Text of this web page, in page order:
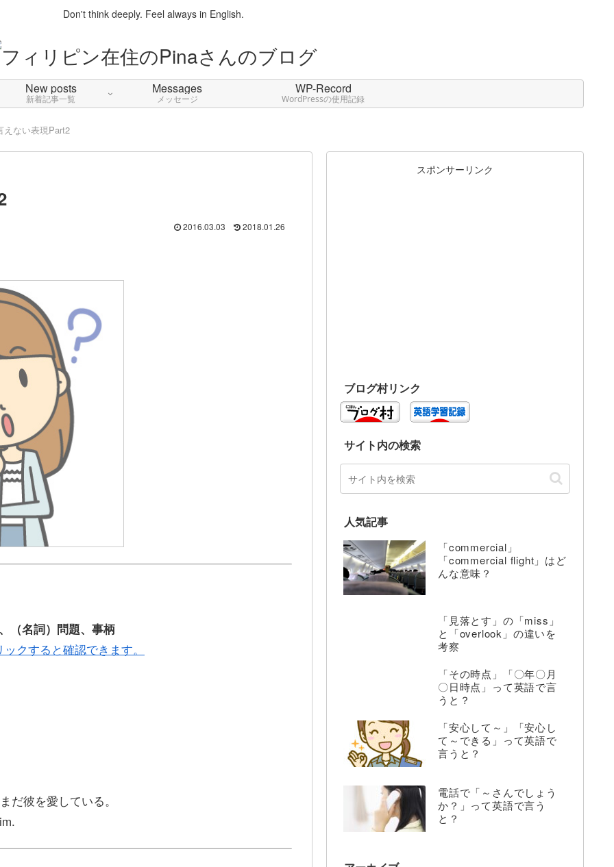
Don't think deeply. Feel always in English.
New posts
新着記事一覧
Messages
メッセージ
WP-Record
WordPressの使用記録
えない表現Part2
2016.03.03 2018.01.26
（名詞）問題、事柄
クすると確認できます。
だ彼を愛している。
スポンサーリンク
ブログ村リンク
サイト内の検索
人気記事
「commercial」
「commercial flight」はど
んな意味？
「見落とす」の「miss」
と「overlook」の違いを
考察
「その時点」「〇年〇月
〇日時点」って英語で言
うと？
「安心して～」「安心し
て～できる」って英語で
言うと？
電話で「～さんでしょう
か？」って英語で言う
と？